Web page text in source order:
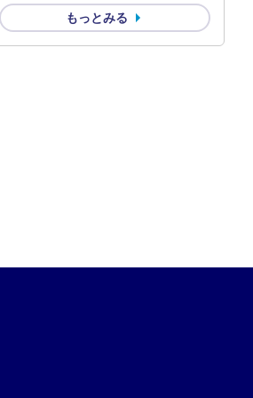
もっとみる